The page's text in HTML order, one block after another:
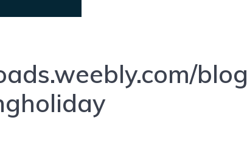
blog